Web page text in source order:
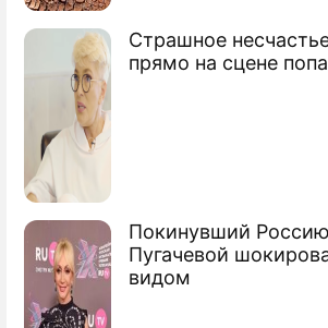
Страшное
прямо на сцене
Покинувший
Пугачевой
видом